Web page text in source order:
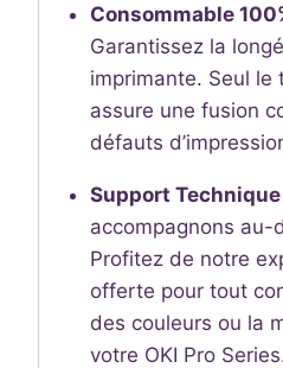
Consommable
Garantissez la
imprimante. Seul le
assure une fusion
défauts
Support
accompagnons au-
Profitez de notre
offerte pour tout
des couleurs ou la
votre OKI Pro